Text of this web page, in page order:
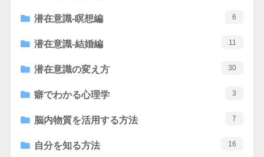
潜在意識-瞑想編 6
潜在意識-結婚編 11
潜在意識の変え方 30
癖でわかる心理学 3
脳内物質を活用する方法 7
自分を知る方法 16